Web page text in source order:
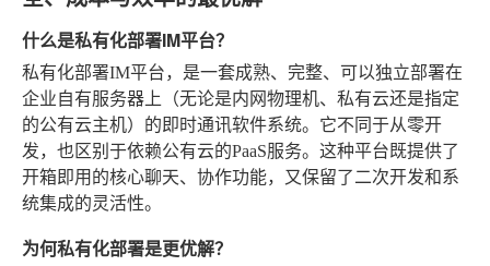
什么是私有化部署IM平台？
私有化部署IM平台，是一套成熟、完整、可以独立部署在
企业自有服务器上（无论是内网物理机、私有云还是指定
的公有云主机）的即时通讯软件系统。它不同于从零开
发，也区别于依赖公有云的PaaS服务。这种平台既提供了
开箱即用的核心聊天、协作功能，又保留了二次开发和系
统集成的灵活性。
为何私有化部署是更优解？